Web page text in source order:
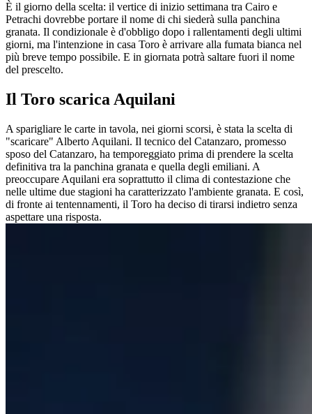
È il giorno della scelta: il vertice di inizio settimana tra Cairo e
Petrachi dovrebbe portare il nome di chi siederà sulla panchina
granata. Il condizionale è d'obbligo dopo i rallentamenti degli ultimi
giorni, ma l'intenzione in casa Toro è arrivare alla fumata bianca nel
più breve tempo possibile. E in giornata potrà saltare fuori il nome
del prescelto.
Il Toro scarica Aquilani
A sparigliare le carte in tavola, nei giorni scorsi, è stata la scelta di
"scaricare" Alberto Aquilani. Il tecnico del Catanzaro, promesso
sposo del Catanzaro, ha temporeggiato prima di prendere la scelta
definitiva tra la panchina granata e quella degli emiliani. A
preoccupare Aquilani era soprattutto il clima di contestazione che
nelle ultime due stagioni ha caratterizzato l'ambiente granata. E così,
di fronte ai tentennamenti, il Toro ha deciso di tirarsi indietro senza
aspettare una risposta.